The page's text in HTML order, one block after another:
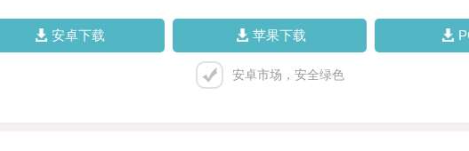
安卓下载 苹果下载
安卓市场，安全绿色